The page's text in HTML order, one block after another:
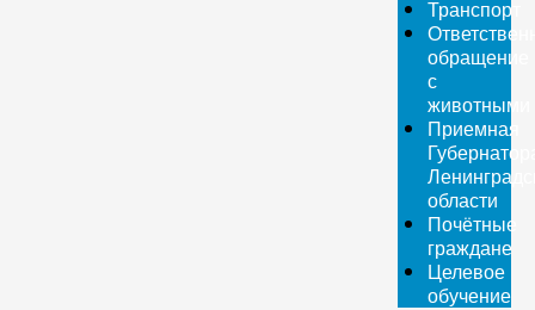
Транспорт
обращение
с
животными
Приемная
области
Почётные
граждане
Целевое
обучение